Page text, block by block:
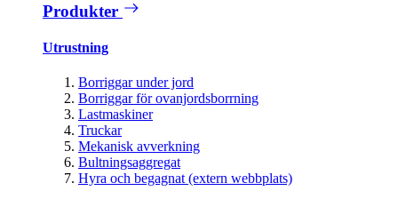
Produkter
Utrustning
Borriggar under jord
Borriggar för ovanjordsborrning
Lastmaskiner
Truckar
Mekanisk avverkning
Bultningsaggregat
Hyra och begagnat (extern webbplats)